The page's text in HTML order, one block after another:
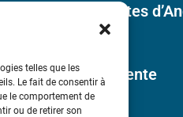
telles que les
Le fait de consentir à
le comportement de
ou de retirer son
des découvertes
Générales de Vente